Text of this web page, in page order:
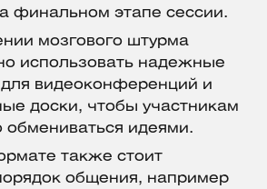
финальном этапе сессии.
мозгового штурма
использовать надежные
видеоконференций и
доски, чтобы участникам
обмениваться идеями.
также стоит
общения, например